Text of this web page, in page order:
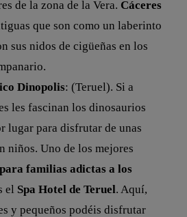
de la zona de la Vera. Cáceres
que son como un laberinto
sus nidos de cigüeñas en los
Dinopolis: (Teruel). Si a
les fascinan los dinosaurios
lugar para disfrutar de unas
niños. Uno de los mejores
familias adictas a los
el Spa Hotel de Teruel. Aquí,
y pequeños podéis disfrutar